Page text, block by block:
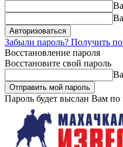
Забыли пароль? Получить
Восстановление пароля
Восстановите свой пароль
Пароль будет выслан Вам по